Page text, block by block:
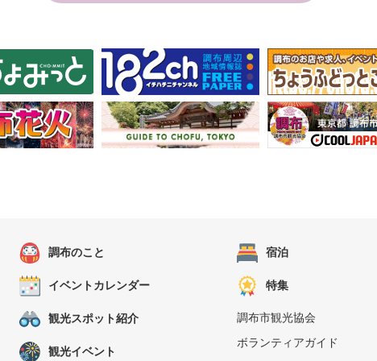
調布のこと
イベントカレンダー
観光スポット紹介
観光イベント
宿泊
特集
調布市観光協会
ボランティアガイド